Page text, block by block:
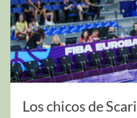
Los chicos de